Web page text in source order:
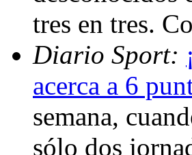
tres en tres.
Diario Sport:
acerca a 6
semana,
sólo dos